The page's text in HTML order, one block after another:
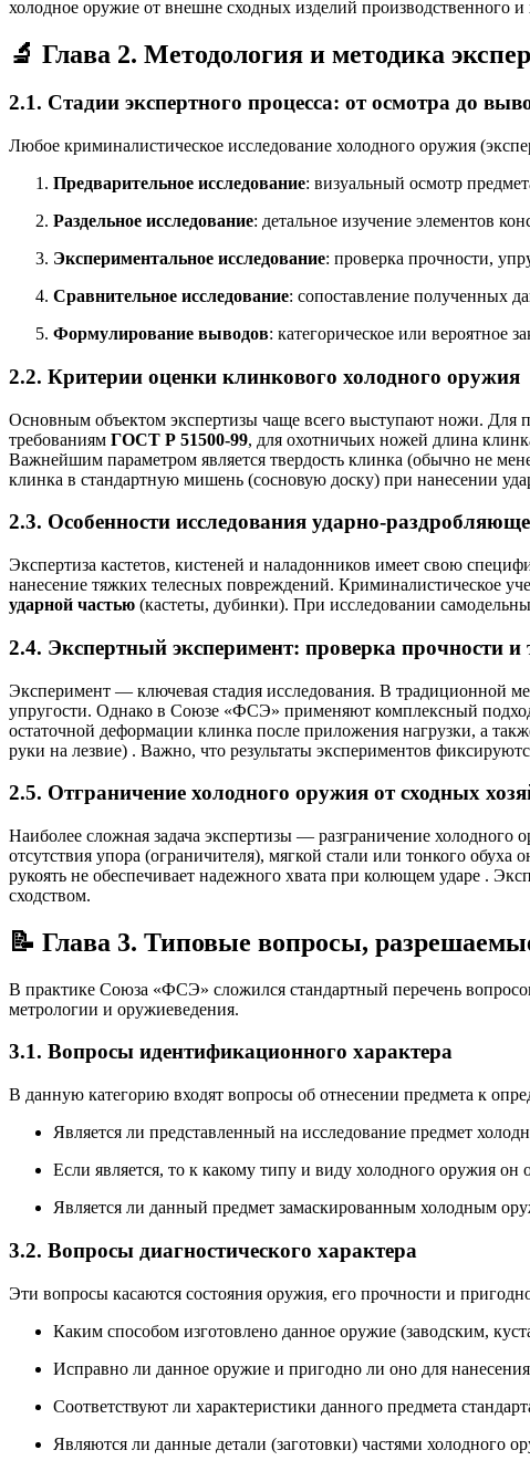
холодное оружие от внешне сходных изделий производственного и
🔬 Глава 2. Методология и методика
2.1. Стадии экспертного процесса: от осмотра до
Любое криминалистическое исследование холодного оружия
Предварительное исследование: визуальный осмотр
Раздельное исследование: детальное изучение элементов
Экспериментальное исследование: проверка прочности,
Сравнительное исследование: сопоставление полученных
Формулирование выводов: категорическое или вероятное
2.2. Критерии оценки клинкового холодного оружия
Основным объектом экспертизы чаще всего выступают ножи. Для
требованиям ГОСТ Р 51500-99, для охотничьих ножей длина
Важнейшим параметром является твердость клинка (обычно не
клинка в стандартную мишень (сосновую доску) при нанесении
2.3. Особенности исследования ударно-
Экспертиза кастетов, кистеней и наладонников имеет свою
нанесение тяжких телесных повреждений. Криминалистическое
ударной частью (кастеты, дубинки). При исследовании
2.4. Экспертный эксперимент: проверка прочности и
Эксперимент — ключевая стадия исследования. В традиционной
упругости. Однако в Союзе «ФСЭ» применяют комплексный
остаточной деформации клинка после приложения нагрузки, а
руки на лезвие) . Важно, что результаты экспериментов
2.5. Отграничение холодного оружия от сходных
Наиболее сложная задача экспертизы — разграничение
отсутствия упора (ограничителя), мягкой стали или тонкого
рукоять не обеспечивает надежного хвата при колющем ударе .
сходством.
📝 Глава 3. Типовые вопросы,
В практике Союза «ФСЭ» сложился стандартный перечень
метрологии и оружиеведения.
3.1. Вопросы идентификационного характера
В данную категорию входят вопросы об отнесении предмета к
Является ли представленный на исследование предмет
Если является, то к какому типу и виду холодного оружия
Является ли данный предмет замаскированным холодным
3.2. Вопросы диагностического характера
Эти вопросы касаются состояния оружия, его прочности и
Каким способом изготовлено данное оружие (заводским,
Исправно ли данное оружие и пригодно ли оно для
Соответствуют ли характеристики данного предмета
Являются ли данные детали (заготовки) частями холодного